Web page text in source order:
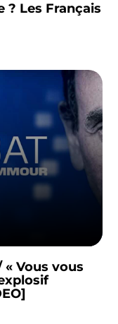
Les Français
« Vous vous